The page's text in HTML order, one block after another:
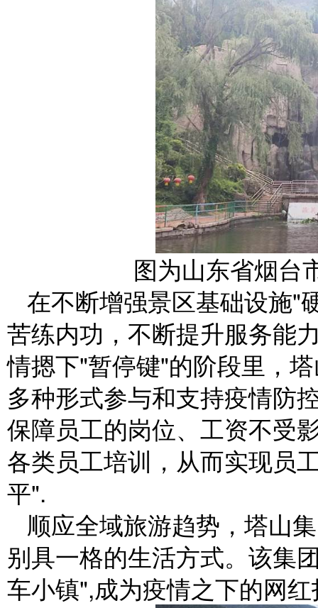
图为山东省烟台
在不断增强景区基础设施"
苦练内功，不断提升服务能
情摁下"暂停键"的阶段里，
多种形式参与和支持疫情防
保障员工的岗位、工资不受
各类员工培训，从而实现员
平".
顺应全域旅游趋势，塔山
别具一格的生活方式。该集
车小镇",成为疫情之下的网